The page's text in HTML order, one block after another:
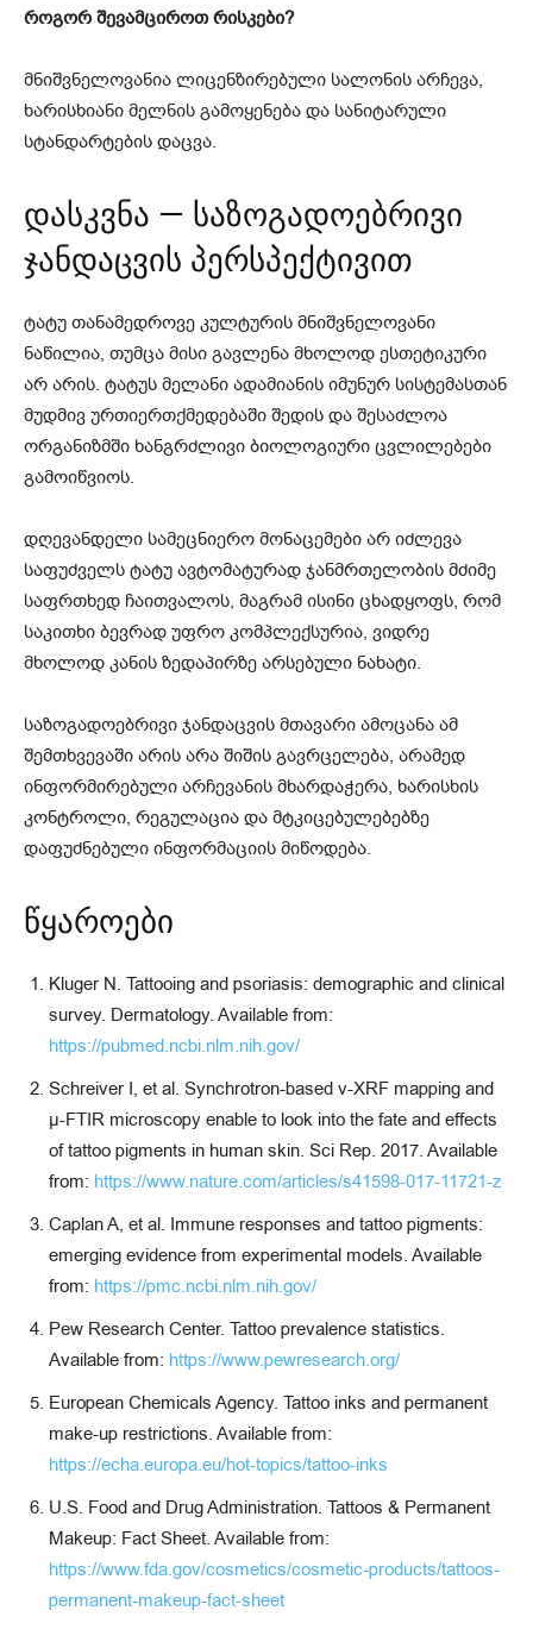
როგორ შევამციროთ რისკები?
მნიშვნელოვანია ლიცენზირებული სალონის არჩევა,
ხარისხიანი მელნის გამოყენება და სანიტარული
სტანდარტების დაცვა.
დასკვნა — საზოგადოებრივი
ჯანდაცვის პერსპექტივით
ტატუ თანამედროვე კულტურის მნიშვნელოვანი
ნაწილია, თუმცა მისი გავლენა მხოლოდ ესთეტიკური
არ არის. ტატუს მელანი ადამიანის იმუნურ სისტემასთან
მუდმივ ურთიერთქმედებაში შედის და შესაძლოა
ორგანიზმში ხანგრძლივი ბიოლოგიური ცვლილებები
გამოიწვიოს.
დღევანდელი სამეცნიერო მონაცემები არ იძლევა
საფუძველს ტატუ ავტომატურად ჯანმრთელობის მძიმე
საფრთხედ ჩაითვალოს, მაგრამ ისინი ცხადყოფს, რომ
საკითხი ბევრად უფრო კომპლექსურია, ვიდრე
მხოლოდ კანის ზედაპირზე არსებული ნახატი.
საზოგადოებრივი ჯანდაცვის მთავარი ამოცანა ამ
შემთხვევაში არის არა შიშის გავრცელება, არამედ
ინფორმირებული არჩევანის მხარდაჭერა, ხარისხის
კონტროლი, რეგულაცია და მტკიცებულებებზე
დაფუძნებული ინფორმაციის მიწოდება.
წყაროები
Kluger N. Tattooing and psoriasis: demographic and clinical
survey. Dermatology. Available from:
https://pubmed.ncbi.nlm.nih.gov/
Schreiver I, et al. Synchrotron-based ν-XRF mapping and
μ-FTIR microscopy enable to look into the fate and effects
of tattoo pigments in human skin. Sci Rep. 2017. Available
from: https://www.nature.com/articles/s41598-017-11721-z
Caplan A, et al. Immune responses and tattoo pigments:
emerging evidence from experimental models. Available
from: https://pmc.ncbi.nlm.nih.gov/
Pew Research Center. Tattoo prevalence statistics.
Available from: https://www.pewresearch.org/
European Chemicals Agency. Tattoo inks and permanent
make-up restrictions. Available from:
https://echa.europa.eu/hot-topics/tattoo-inks
U.S. Food and Drug Administration. Tattoos & Permanent
Makeup: Fact Sheet. Available from:
https://www.fda.gov/cosmetics/cosmetic-products/tattoos-
permanent-makeup-fact-sheet